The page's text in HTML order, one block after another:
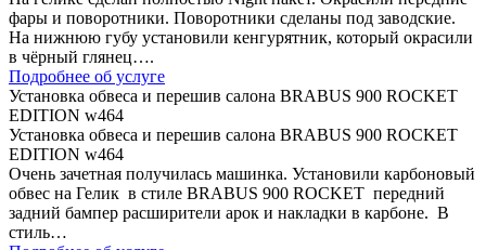
фары и поворотники. Поворотники сделаны под заводские.
На нижнюю губу установили кенгурятник, который окрасили
в чёрный глянец….
Подробнее об услуге
Установка обвеса и перешив салона BRABUS 900 ROCKET
EDITION w464
Установка обвеса и перешив салона BRABUS 900 ROCKET
EDITION w464
Очень зачетная получилась машинка. Установили карбоновый
обвес на Гелик в стиле BRABUS 900 ROCKET передний
задний бампер расширители арок и накладки в карбоне. В
стиль…